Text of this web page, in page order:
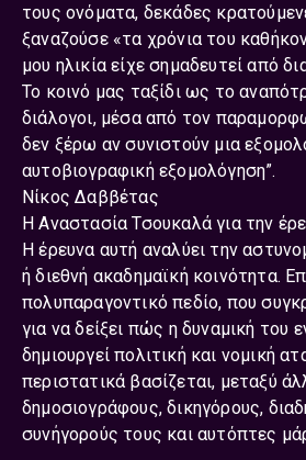
τους ονόματα, δεκάδες
ξαναζούσε «τα χρόνια του
μου ηλικία είχε σημαδευτεί από
Το κοινό μας ταξίδι ως το
διάλογοι, μέσα από τον
δεν ξέρω αν συνιστούν μια
αυτοβιογραφική εξομολόγηση”.
Νίκος Δαββέτας
Η Αναστασία Τσουκαλά για την
Η έρευνα αυτή αναλύει την
ή διεθνή ακαδημαϊκή κοινότητα.
πολυπαραγοντικό πεδίο, που
για να δείξει πώς η δυναμική του
δημιουργεί πολιτική και νομική
περιστατικά βασίζεται, μεταξύ
δημοσιογράφους, δικηγόρους,
συνήγορούς τους και αυτόπτες